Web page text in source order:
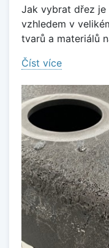
Jak vybrat dřez je
vzhledem v
tvarů a materiálů
Číst více